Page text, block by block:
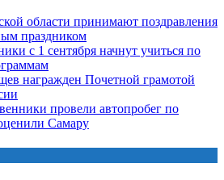
области принимают поздравления
праздником
с 1 сентября начнут учиться по
награжден Почетной грамотой
провели автопробег по
Самару